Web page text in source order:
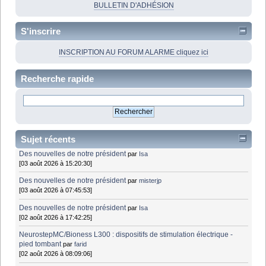
BULLETIN D'ADHÉSION
S'inscrire
INSCRIPTION AU FORUM ALARME cliquez ici
Recherche rapide
Sujet récents
Des nouvelles de notre président par Isa
[03 août 2026 à 15:20:30]
Des nouvelles de notre président parmisterjp
[03 août 2026 à 07:45:53]
Des nouvelles de notre président par Isa
[02 août 2026 à 17:42:25]
NeurostepMC/Bioness L300 : dispositifs de stimulation électrique -
pied tombant parfarid
[02 août 2026 à 08:09:06]